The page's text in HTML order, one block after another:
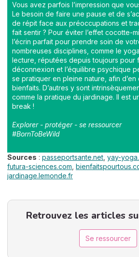
Vous avez parfois l’impression que
Le besoin de faire une pause et de
de répit face aux préoccupations et
fait sentir ? Pour éviter l’effet cocotte-
l’écrin parfait pour prendre soin de
nombreuses disciplines, comme le
lecture, réputées depuis toujours pour
déconnexion et l’équilibre psychique
se pratiquer en pleine nature, afin
bienfaits. D’autres y sont
comme la pratique du jardinage. Il est
break !
Explorer - protéger - se ressourcer
#BornToBeWild
Sources : passeportsante.net, yay-
futura-sciences.com,
jardinage.lemonde.fr
Retrouvez les articles
Se ressourcer